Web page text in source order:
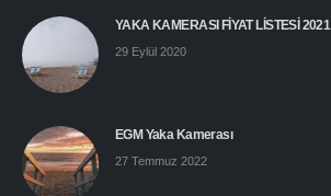
YAKA KAMERASI FİYAT LİSTESİ 2021
29 Eylül 2020
EGM Yaka Kamerası
27 Temmuz 2022